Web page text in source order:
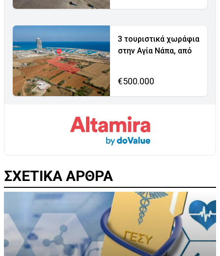
3 τουριστικά χωράφια
στην Αγία Νάπα, από
€500.000
ΣΧΕΤΙΚΑ ΑΡΘΡΑ